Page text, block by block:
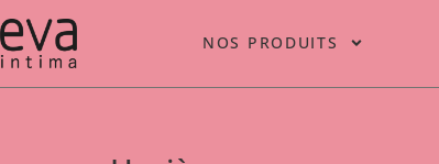
NOS PRODUITS